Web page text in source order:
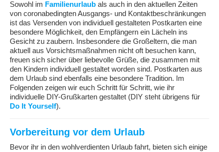
Sowohl im Familienurlaub als auch in den aktuellen Zeiten
von coronabedingten Ausgangs- und Kontaktbeschränkungen
ist das Versenden von individuell gestalteten Postkarten eine
besondere Möglichkeit, den Empfängern ein Lächeln ins
Gesicht zu zaubern. Insbesondere die Großeltern, die man
aktuell aus Vorsichtsmaßnahmen nicht oft besuchen kann,
freuen sich sicher über liebevolle Grüße, die zusammen mit
den Kindern individuell gestaltet worden sind. Postkarten aus
dem Urlaub sind ebenfalls eine besondere Tradition. Im
Folgenden zeigen wir euch Schritt für Schritt, wie ihr
individuelle DIY-Grußkarten gestaltet (DIY steht übrigens für
Do It Yourself).
Vorbereitung vor dem Urlaub
Bevor ihr in den wohlverdienten Urlaub fahrt, bieten sich einige